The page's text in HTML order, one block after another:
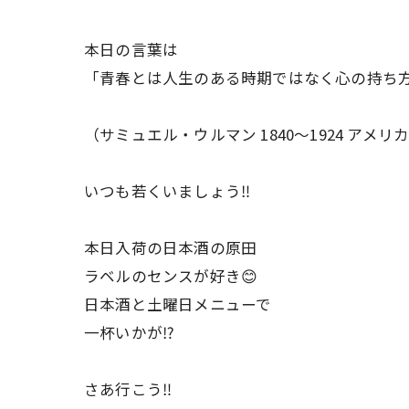
本日の言葉は
「青春とは人生のある時期ではなく心の持ち
（サミュエル・ウルマン 1840〜1924 アメリカ
いつも若くいましょう‼️
本日入荷の日本酒の原田
ラベルのセンスが好き😊
日本酒と土曜日メニューで
一杯いかが⁉️
さあ行こう‼️